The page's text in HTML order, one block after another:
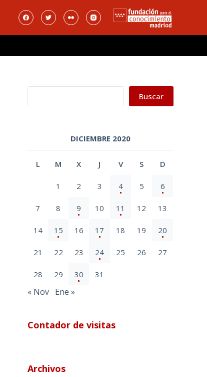
Buscar
DICIEMBRE 2020
L M X J V S D
1 2 3 4 5 6
7 8 9 10 11 12 13
14 15 16 17 18 19 20
21 22 23 24 25 26 27
28 29 30 31
« Nov Ene »
Contador de visitas
Archivos